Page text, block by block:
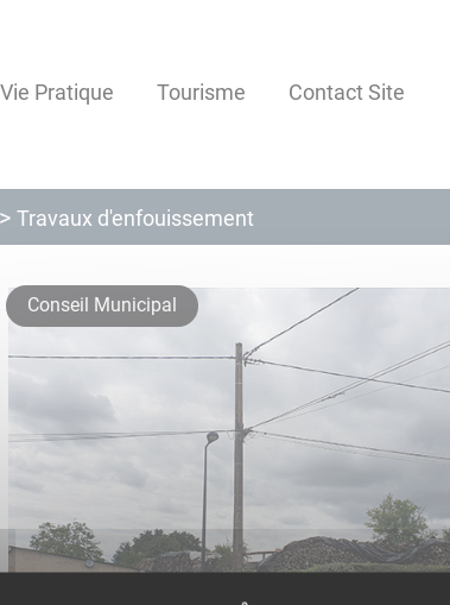
Vie Pratique Tourisme Contact Site
Travaux d'enfouissement
Conseil Municipal